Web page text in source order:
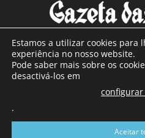
Com sede nas Caldas da
a sul de distrito de Leiria,
toda a região Oeste. Jornal
Estamos a utilizar cookies
experiência no nosso website.
Pode saber mais sobre os
desactivá-los em
configurar
.
Aceitar